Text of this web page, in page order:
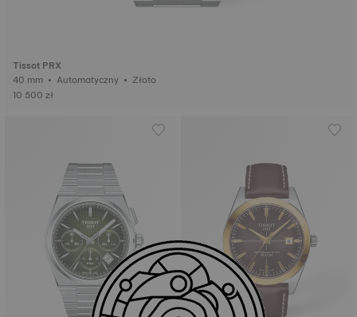
Tissot PRX
40 mm • Automatyczny • Złoto
10 500 zł